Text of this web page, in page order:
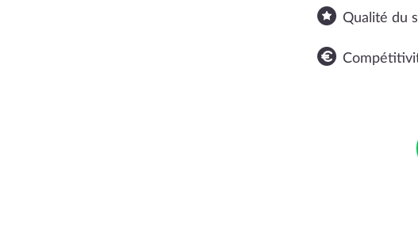
Qualité du